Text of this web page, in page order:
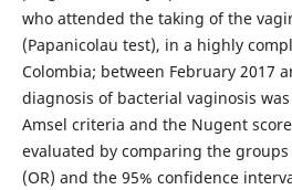
who attended the taking of the
(Papanicolau test), in a highly
Colombia; between February 2017
diagnosis of bacterial vaginosis
Amsel criteria and the Nugent
evaluated by comparing the
(OR) and the 95% confidence